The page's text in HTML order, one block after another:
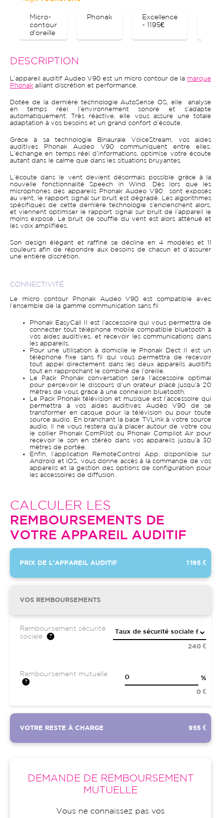
Micro-
contour
d'oreille
Phonak
Excellence
- 1195€
DESCRIPTION
L’appareil auditif Audeo V90 est un micro contour de la marque
Phonak alliant discrétion et performance.
Dotée de la dernière technologie AutoSense OS, elle analyse
en temps réel l’environnement sonore et s’adapte
automatiquement. Très réactive, elle vous assure une totale
adaptation à vos besoins et un grand confort d’écoute.
Grâce à sa technologie Binaurale VoiceStream, vos aides
auditives Phonak Audeo V90 communiquent entre elles.
L’échange en temps réel d’informations, optimise votre écoute
autant dans le calme que dans les situations bruyantes.
L’écoute dans le vent devient désormais possible grâce à la
nouvelle fonctionnalité Speech in Wind. Dès lors que les
microphones des appareils Phonak Audeo V90 sont exposés
au vent, le rapport signal sur bruit est dégradé. Les algorithmes
spécifiques de cette dernière technologie s’enclenchent alors,
et viennent optimiser le rapport signal sur bruit de l’appareil le
moins exposé. Le bruit de souffle du vent est alors atténué et
les voix amplifiées.
Son design élégant et raffiné se décline en 4 modèles et 11
couleurs afin de répondre aux besoins de chacun et d’assurer
une entière discrétion.
CONNECTIVITÉ
Le micro contour Phonak Audeo V90 est compatible avec
l’ensemble de la gamme communication sans fil
Phonak EasyCall II est l’accessoire qui vous permettra de
connecter tout téléphone mobile compatible bluetooth à
vos aides auditives, et recevoir les communications dans
les appareils.
Pour une utilisation à domicile le Phonak Dect II est un
téléphone fixe sans fil qui vous permettra de recevoir
tout appel directement dans les deux appareils auditifs
tout en rapprochant le combiné de l’oreille.
Le Pack Phonak conversation sera l’accessoire optimal
pour percevoir le discours d’un orateur placé jusqu’à 20
mètres de vous grâce à une connexion bluetooth.
Le Pack Phonak télévision et musique est l’accessoire qui
permettra à vos aides auditives Audéo V90 de se
transformer en casque pour la télévision ou pour toute
source audio. En branchant la base TVLink à votre source
audio, il ne vous restera qu’à placer autour de votre cou
le collier Phonak ComPilot ou Phonak Compilot Air pour
recevoir le son en stéréo dans vos appareils jusqu’à 30
mètres de portée.
Enfin, l’application RemoteControl App, disponlible sur
Android et iOS, vous donne accès à la commande de vos
appareils et la gestion des options de configuration pour
les accessoires de diffusion.
CALCULER LES
REMBOURSEMENTS DE
VOTRE APPAREIL AUDITIF
PRIX DE L'APPAREIL AUDITIF 1 195 €
VOS REMBOURSEMENTS
Remboursement sécurité
sociale
240 €
Remboursement mutuelle
%
0 €
VOTRE RESTE À CHARGE 955 €
DEMANDE DE REMBOURSEMENT
MUTUELLE
Vous ne connaissez pas vos